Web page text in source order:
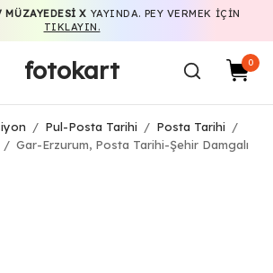
MÜZAYEDESI X YAYINDA. PEY VERMEK IÇIN
TIKLAYIN.
fotokart 0
/ Pul-Posta Tarihi / Posta Tarihi
/
/ Gar-Erzurum, Posta Tarihi-Şehir Damgalı